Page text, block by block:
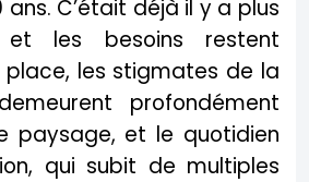
ans. C’était déjà il y a plus
les besoins restent
place, les stigmates de la
profondément
paysage, et le quotidien
qui subit de multiples